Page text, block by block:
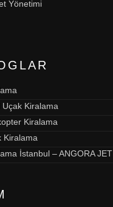
Yönetimi
Uçak Kiralama
Kiralama
Kiralama
İstanbul – ANGORA JET